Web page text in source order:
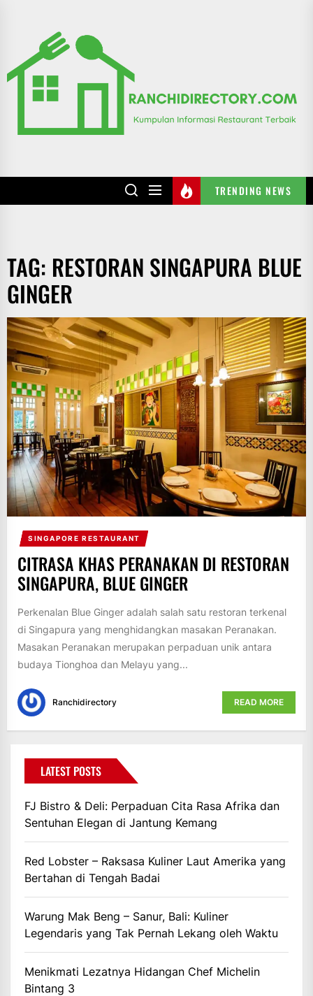
content
TRENDING NEWS
TAG: RESTORAN SINGAPURA BLUE
GINGER
SINGAPORE RESTAURANT
CITRASA KHAS PERANAKAN DI RESTORAN
SINGAPURA, BLUE GINGER
Perkenalan Blue Ginger adalah salah satu restoran terkenal
di Singapura yang menghidangkan masakan Peranakan.
Masakan Peranakan merupakan perpaduan unik antara
budaya Tionghoa dan Melayu yang...
Ranchidirectory READ MORE
LATEST POSTS
FJ Bistro & Deli: Perpaduan Cita Rasa Afrika dan
Sentuhan Elegan di Jantung Kemang
Red Lobster – Raksasa Kuliner Laut Amerika yang
Bertahan di Tengah Badai
Warung Mak Beng – Sanur, Bali: Kuliner
Legendaris yang Tak Pernah Lekang oleh Waktu
Menikmati Lezatnya Hidangan Chef Michelin
Bintang 3